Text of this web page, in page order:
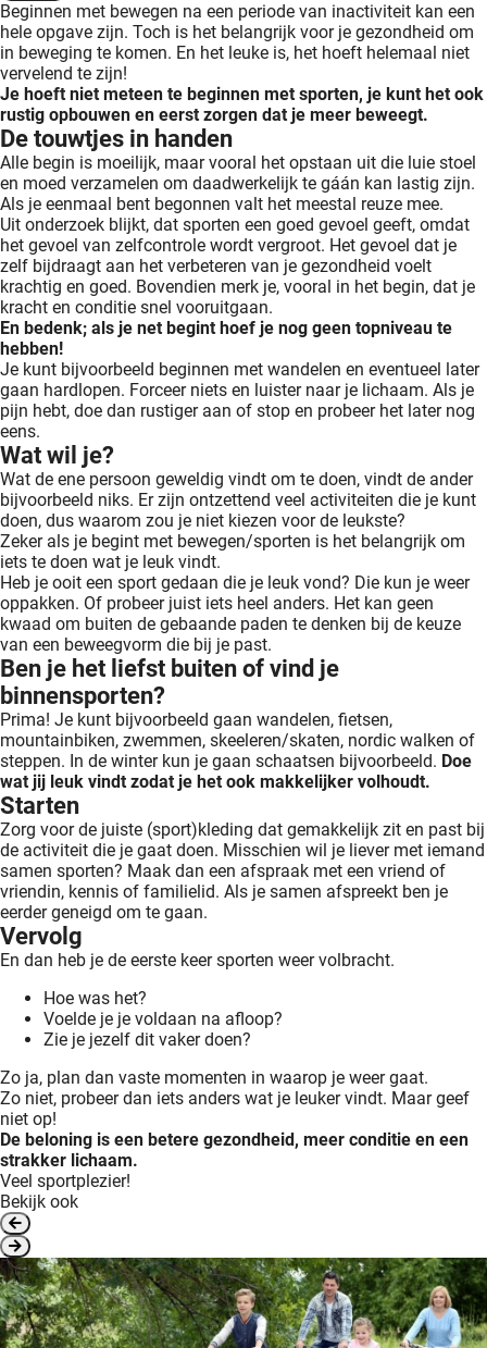
Beginnen met bewegen na een periode van inactiviteit kan een
hele opgave zijn. Toch is het belangrijk voor je gezondheid om
in beweging te komen. En het leuke is, het hoeft helemaal niet
vervelend te zijn!
Je hoeft niet meteen te beginnen met sporten, je kunt het ook
rustig opbouwen en eerst zorgen dat je meer beweegt.
De touwtjes in handen
Alle begin is moeilijk, maar vooral het opstaan uit die luie stoel
en moed verzamelen om daadwerkelijk te gáán kan lastig zijn.
Als je eenmaal bent begonnen valt het meestal reuze mee.
Uit onderzoek blijkt, dat sporten een goed gevoel geeft, omdat
het gevoel van zelfcontrole wordt vergroot. Het gevoel dat je
zelf bijdraagt aan het verbeteren van je gezondheid voelt
krachtig en goed. Bovendien merk je, vooral in het begin, dat je
kracht en conditie snel vooruitgaan.
En bedenk; als je net begint hoef je nog geen topniveau te
hebben!
Je kunt bijvoorbeeld beginnen met wandelen en eventueel later
gaan hardlopen. Forceer niets en luister naar je lichaam. Als je
pijn hebt, doe dan rustiger aan of stop en probeer het later nog
eens.
Wat wil je?
Wat de ene persoon geweldig vindt om te doen, vindt de ander
bijvoorbeeld niks. Er zijn ontzettend veel activiteiten die je kunt
doen, dus waarom zou je niet kiezen voor de leukste?
Zeker als je begint met bewegen/sporten is het belangrijk om
iets te doen wat je leuk vindt.
Heb je ooit een sport gedaan die je leuk vond? Die kun je weer
oppakken. Of probeer juist iets heel anders. Het kan geen
kwaad om buiten de gebaande paden te denken bij de keuze
van een beweegvorm die bij je past.
Ben je het liefst buiten of vind je
binnensporten?
Prima! Je kunt bijvoorbeeld gaan wandelen, fietsen,
mountainbiken, zwemmen, skeeleren/skaten, nordic walken of
steppen. In de winter kun je gaan schaatsen bijvoorbeeld. Doe
wat jij leuk vindt zodat je het ook makkelijker volhoudt.
Starten
Zorg voor de juiste (sport)kleding dat gemakkelijk zit en past bij
de activiteit die je gaat doen. Misschien wil je liever met iemand
samen sporten? Maak dan een afspraak met een vriend of
vriendin, kennis of familielid. Als je samen afspreekt ben je
eerder geneigd om te gaan.
Vervolg
En dan heb je de eerste keer sporten weer volbracht.
Hoe was het?
Voelde je je voldaan na afloop?
Zie je jezelf dit vaker doen?
Zo ja, plan dan vaste momenten in waarop je weer gaat.
Zo niet, probeer dan iets anders wat je leuker vindt. Maar geef
niet op!
De beloning is een betere gezondheid, meer conditie en een
strakker lichaam.
Veel sportplezier!
Bekijk ook